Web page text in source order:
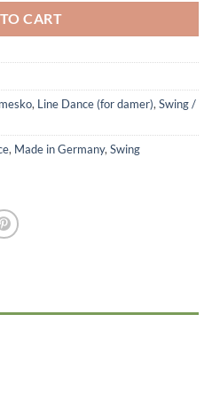
CART
, Line Dance (for damer), Swing /
, Made in Germany, Swing